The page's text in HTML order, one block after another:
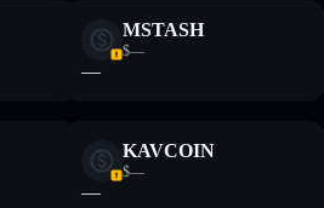
MSTASH
$—
—
KAVCOIN
$—
—